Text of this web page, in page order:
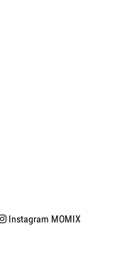
Instagram MOMIX